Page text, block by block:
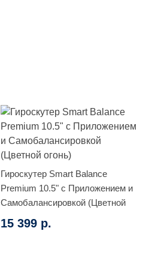
Гироскутер Smart Balance
Premium 10.5" с Приложением и
Самобалансировкой (Цветной
огонь)
15 399 р.